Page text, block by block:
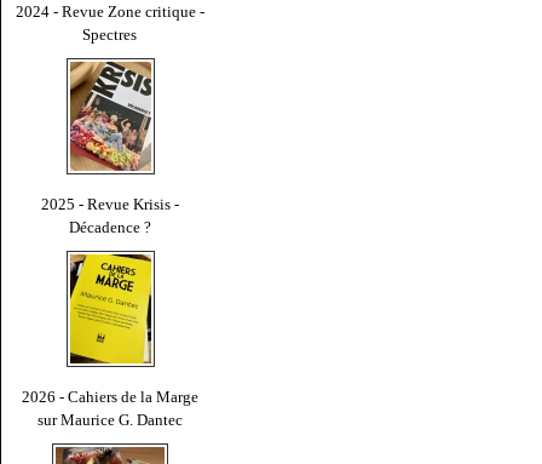
2024 - Revue Zone critique -
Spectres
2025 - Revue Krisis -
Décadence ?
2026 - Cahiers de la Marge
sur Maurice G. Dantec